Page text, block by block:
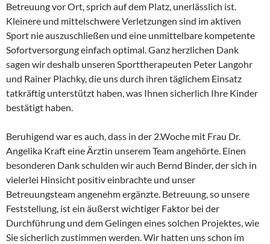
Betreuung vor Ort, sprich auf dem Platz, unerlässlich ist.
Kleinere und mittelschwere Verletzungen sind im aktiven
Sport nie auszuschließen und eine unmittelbare kompetente
Sofortversorgung einfach optimal. Ganz herzlichen Dank
sagen wir deshalb unseren Sporttherapeuten Peter Langohr
und Rainer Plachky, die uns durch ihren täglichem Einsatz
tatkräftig unterstützt haben, was Ihnen sicherlich Ihre Kinder
bestätigt haben.
Beruhigend war es auch, dass in der 2.Woche mit Frau Dr.
Angelika Kraft eine Ärztin unserem Team angehörte. Einen
besonderen Dank schulden wir auch Bernd Binder, der sich in
vielerlei Hinsicht positiv einbrachte und unser
Betreuungsteam angenehm ergänzte. Betreuung, so unsere
Feststellung, ist ein äußerst wichtiger Faktor bei der
Durchführung und dem Gelingen eines solchen Projektes, wie
Sie sicherlich zustimmen werden. Wir hatten uns schon im